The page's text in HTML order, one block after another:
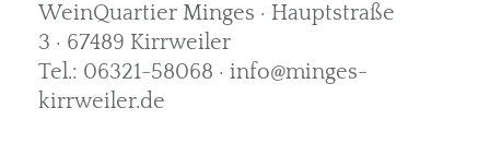
WeinQuartier Minges · Hauptstraße
3 · 67489 Kirrweiler
Tel.: 06321-58068 · info@minges-
kirrweiler.de